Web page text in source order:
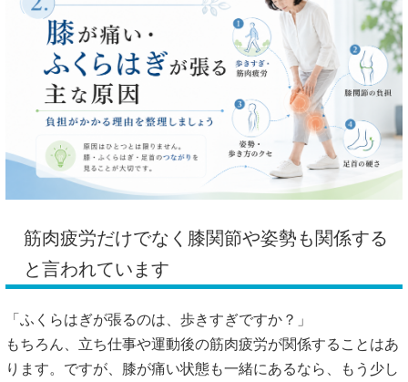
筋肉疲労だけでなく膝関節や姿勢も関係する
と言われています
「ふくらはぎが張るのは、歩きすぎですか？」
もちろん、立ち仕事や運動後の筋肉疲労が関係することはあ
ります。ですが、膝が痛い状態も一緒にあるなら、もう少し